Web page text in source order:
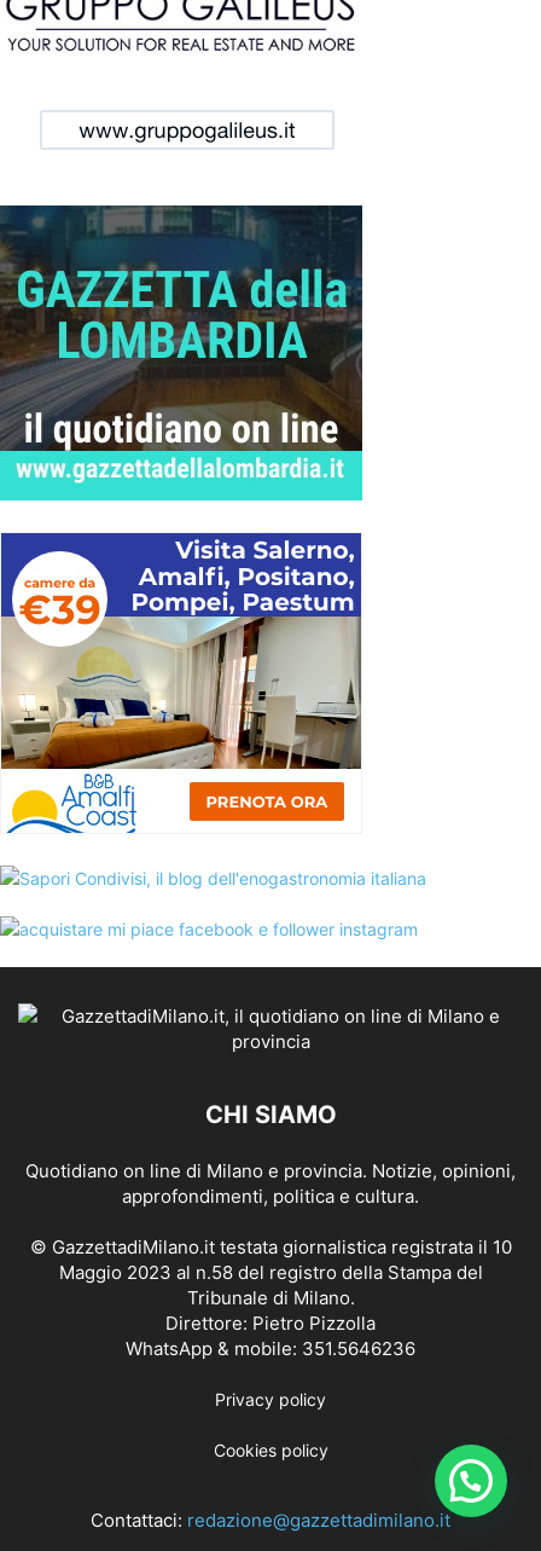
CHI SIAMO
Quotidiano on line di Milano e provincia. Notizie, opinioni,
approfondimenti, politica e cultura.
© GazzettadiMilano.it testata giornalistica registrata il 10
Maggio 2023 al n.58 del registro della Stampa del
Tribunale di Milano.
Direttore: Pietro Pizzolla
WhatsApp & mobile: 351.5646236
Privacy policy
Cookies policy
Contattaci: redazione@gazzettadimilano.it